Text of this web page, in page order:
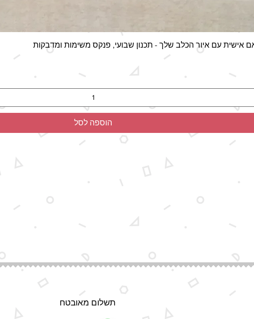
תצוגה מהירה
אישית עם איור הכלב שלך - תכנון שבועי, פנקס משימות ומדבקות
הוספה לסל
תשלום מאובטח